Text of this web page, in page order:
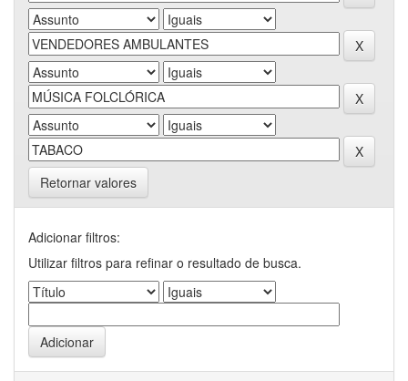
Retornar valores
Adicionar filtros:
Utilizar filtros para refinar o resultado de busca.